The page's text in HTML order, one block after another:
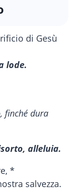
lode.
finché dura
alleluia.
*
salvezza.